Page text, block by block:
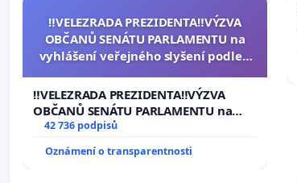
‼️VELEZRADA PREZIDENTA‼️VÝZVA
OBČANŮ SENÁTU PARLAMENTU na
vyhlášení veřejného slyšení podle §
na přijetí usnesení k podání ústavní
žaloby na prezidenta republiky
‼️VELEZRADA PREZIDENTA‼️VÝZVA
OBČANŮ SENÁTU PARLAMENTU na
vyhlášení veřejného slyšení podle §
na přijetí usnesení k podání ústavní
42 736 podpisů
Oznámení o transparentnosti